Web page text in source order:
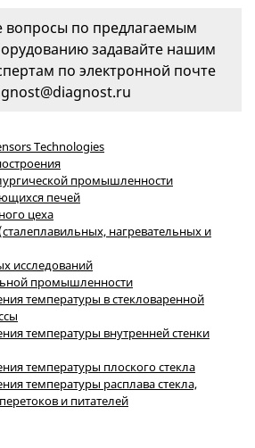
вопросы по предлагаемым
задавайте нашим
по электронной почте
Technologies
промышленности
печей
цеха
нагревательных и
исследований
промышленности
температуры в стекловаренной
температуры внутренней стенки
температуры плоского стекла
температуры расплава стекла,
и питателей